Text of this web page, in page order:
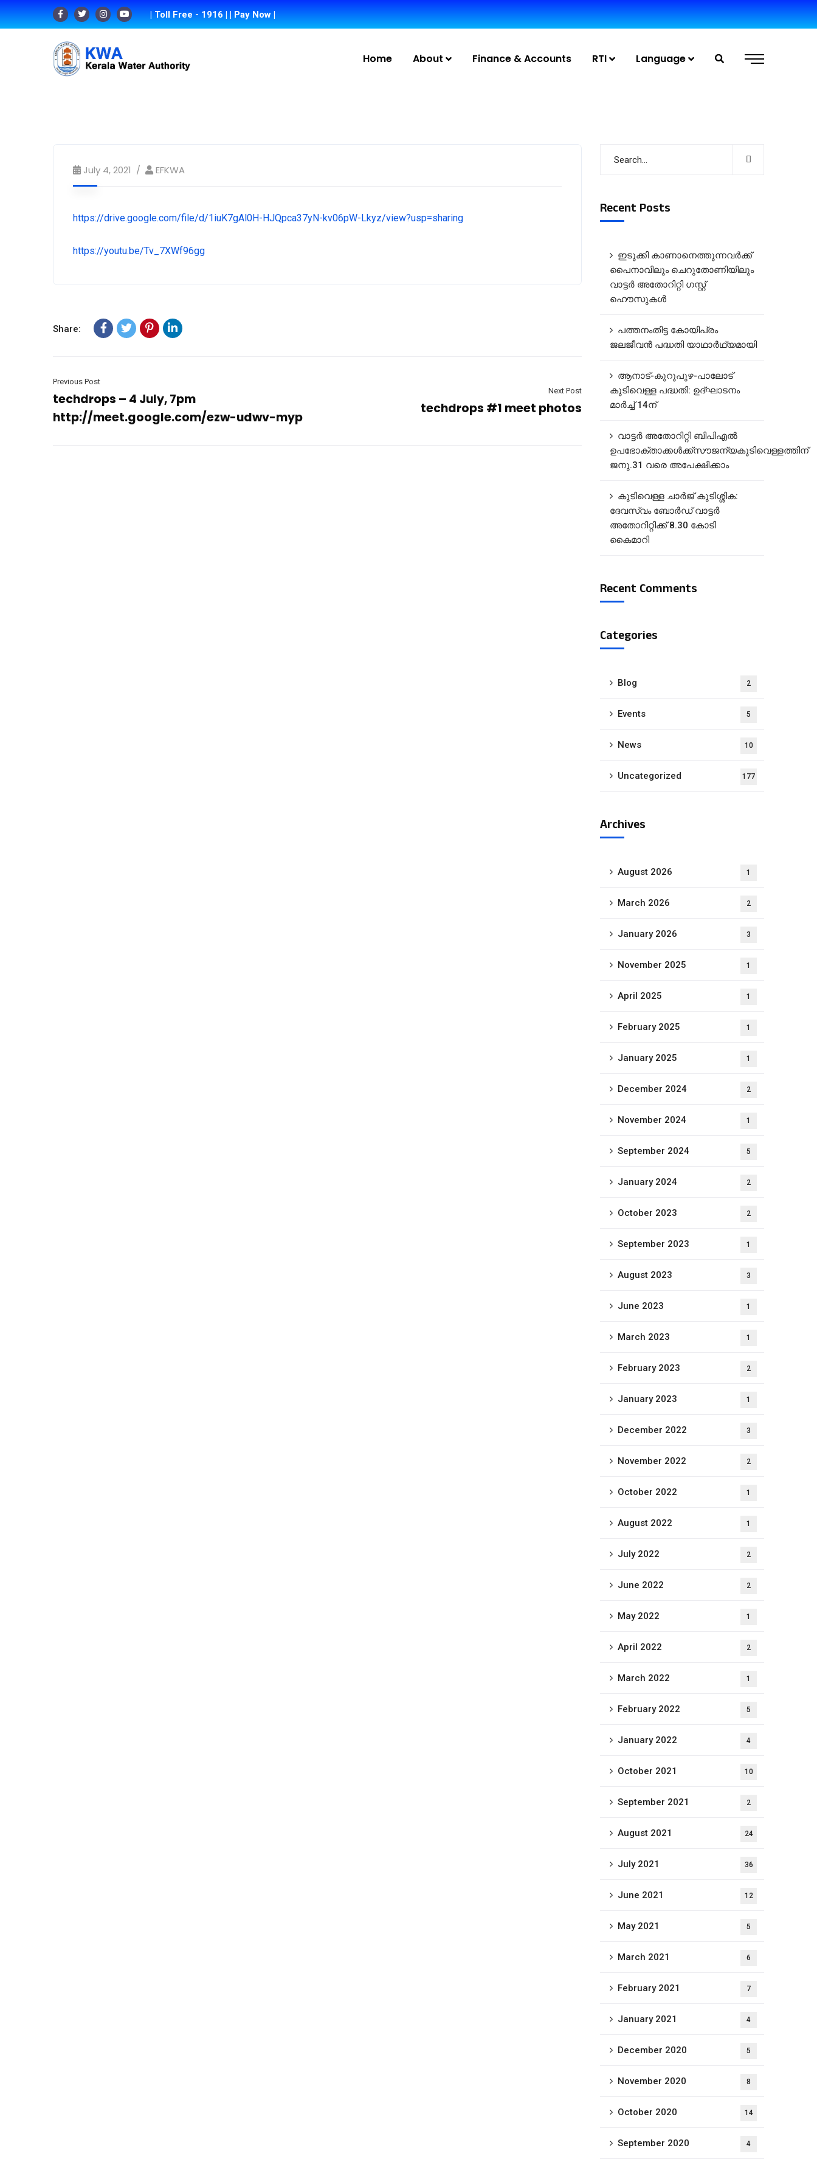
| Toll Free - 1916 | | Pay Now |
Home About Finance & Accounts RTI Language
July 4, 2021 EFKWA
https://drive.google.com/file/d/1iuK7gAl0H-HJQpca37yN-kv06pW-Lkyz/view?usp=sharing
https://youtu.be/Tv_7XWf96gg
Share:
Previous Post
techdrops – 4 July, 7pm
http://meet.google.com/ezw-udwv-myp
Next Post
techdrops #1 meet photos
Recent Posts
ഇടുക്കി കാണാനെത്തുന്നവർക്ക്
പൈനാവിലും ചെറുതോണിയിലും
വാട്ടർ അതോറിറ്റി ഗസ്റ്റ്
ഹൌസുകൾ
പത്തനംതിട്ട കോയിപ്രം
ജലജീവൻ പദ്ധതി യാഥാർഥ്യമായി
ആനാട്‌-കുറുപുഴ-പാലോട്‌
കുടിവെള്ള പദ്ധതി: ഉദ്ഘാടനം
മാർച്ച് 14ന്
വാട്ടർ അതോറിറ്റി ബിപിഎൽ
ഉപഭോക്താക്കൾക്ക്സൗജന്യകുടിവെള്ളത്തിന്
ജനു.31 വരെ അപേക്ഷിക്കാം
കുടിവെള്ള ചാർജ് കുടിശ്ശിക:
ദേവസ്വം ബോർഡ് വാട്ടർ
അതോറിറ്റിക്ക് 8.30 കോടി
കൈമാറി
Recent Comments
Categories
Blog 2
Events 5
News 10
Uncategorized 177
Archives
August 2026 1
March 2026 2
January 2026 3
November 2025 1
April 2025 1
February 2025 1
January 2025 1
December 2024 2
November 2024 1
September 2024 5
January 2024 2
October 2023 2
September 2023 1
August 2023 3
June 2023 1
March 2023 1
February 2023 2
January 2023 1
December 2022 3
November 2022 2
October 2022 1
August 2022 1
July 2022 2
June 2022 2
May 2022 1
April 2022 2
March 2022 1
February 2022 5
January 2022 4
October 2021 10
September 2021 2
August 2021 24
July 2021 36
June 2021 12
May 2021 5
March 2021 6
February 2021 7
January 2021 4
December 2020 5
November 2020 8
October 2020 14
September 2020 4